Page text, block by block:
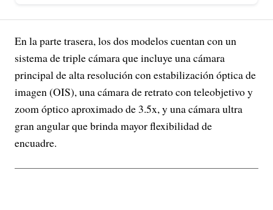
En la parte trasera, los dos modelos cuentan con un
sistema de triple cámara que incluye una cámara
principal de alta resolución con estabilización óptica de
imagen (OIS), una cámara de retrato con teleobjetivo y
zoom óptico aproximado de 3.5x, y una cámara ultra
gran angular que brinda mayor flexibilidad de
encuadre.